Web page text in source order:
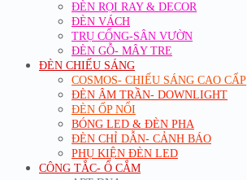
ĐÈN RỌI RAY & DECOR
ĐÈN VÁCH
TRỤ CỔNG-SÂN VƯỜN
ĐÈN GỖ- MÂY TRE
ĐÈN CHIẾU SÁNG
COSMOS- CHIẾU SÁNG CAO CẤP
ĐÈN ÂM TRẦN- DOWNLIGHT
ĐÈN ỐP NỔI
BÓNG LED & ĐÈN PHA
ĐÈN CHỈ DẪN- CẢNH BÁO
PHỤ KIỆN ĐÈN LED
CÔNG TẮC- Ổ CẮM